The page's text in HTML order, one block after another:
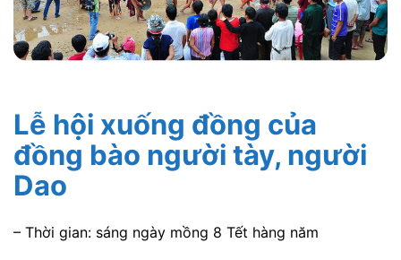
Lễ hội xuống đồng của
đồng bào người tày, người
Dao
– Thời gian: sáng ngày mồng 8 Tết hàng năm